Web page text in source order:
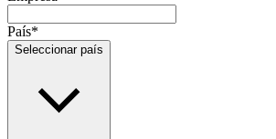
País*
Seleccionar país